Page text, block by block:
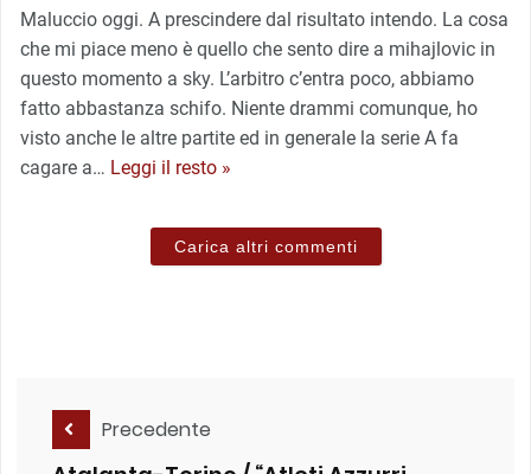
Maluccio oggi. A prescindere dal risultato intendo. La cosa
che mi piace meno è quello che sento dire a mihajlovic in
questo momento a sky. L’arbitro c’entra poco, abbiamo
fatto abbastanza schifo. Niente drammi comunque, ho
visto anche le altre partite ed in generale la serie A fa
cagare a… Leggi il resto »
Carica altri commenti
Precedente